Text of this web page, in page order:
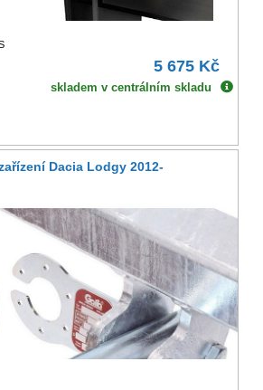
5 675 Kč
skladem v centrálním skladu
Dacia Lodgy 2012-